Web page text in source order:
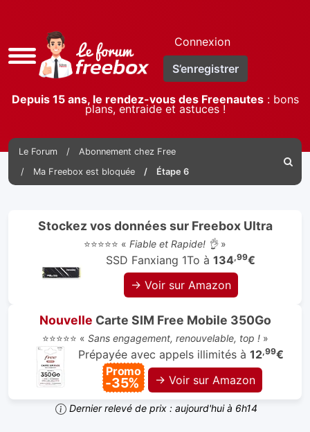
Accès
rapide
Connexion
S’enregistrer
Depuis 15 ans, le rendez-vous des Freenautes: bons
plans, entraide et astuces !
Le Forum
Abonnement chez Free
Ma Freebox est bloquée
Étape 6
Stockez vos données sur Freebox Ultra
⭐⭐⭐⭐⭐ « Fiable et Rapide! 👌»
SSD Fanxiang 1To à 134,99€
→ Voir sur Amazon
Nouvelle Carte SIM Free Mobile 350Go
⭐⭐⭐⭐⭐ « Sans engagement, renouvelable, top !»
Prépayée avec appels illimités à 12,99€
Promo
-35% → Voir sur Amazon
Dernier relevé de prix : aujourd'hui à 6h14